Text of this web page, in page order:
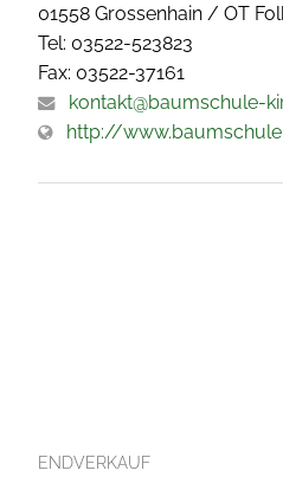
01558 Grossenhain / OT
Tel: 03522-523823
Fax: 03522-37161
kontakt@baumschule-
http://
ENDVERKAUF